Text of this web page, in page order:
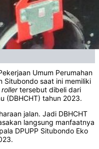
Umum Perumahan
Situbondo saat ini memiliki
tersebut dibeli dari
(DBHCHT) tahun 2023.
jalan. Jadi DBHCHT
langsung manfaatnya
DPUPP Situbondo Eko